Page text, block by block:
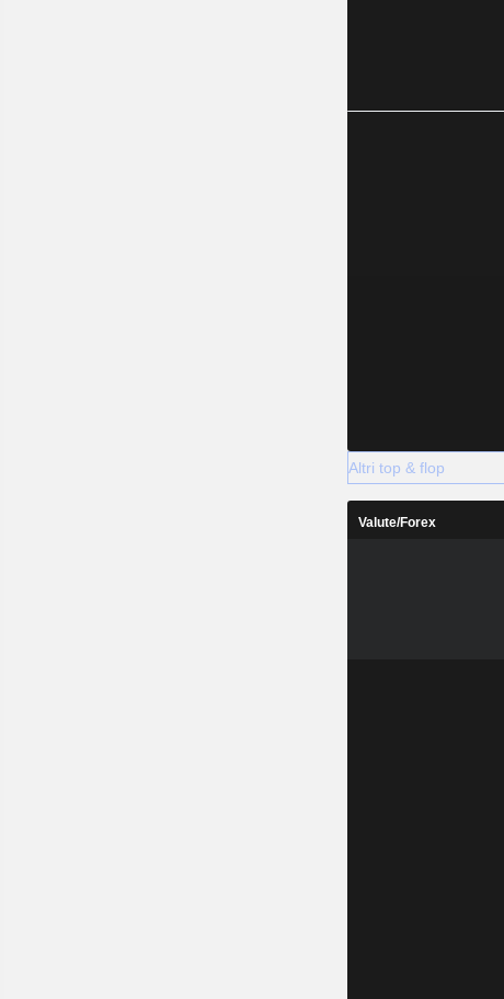
Altri top & flop
Valute/Forex